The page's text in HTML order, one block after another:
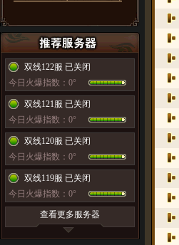
双线122服 已关闭
今日火爆指数：0°
双线121服 已关闭
今日火爆指数：0°
双线120服 已关闭
今日火爆指数：0°
双线119服 已关闭
今日火爆指数：0°
查看更多服务器